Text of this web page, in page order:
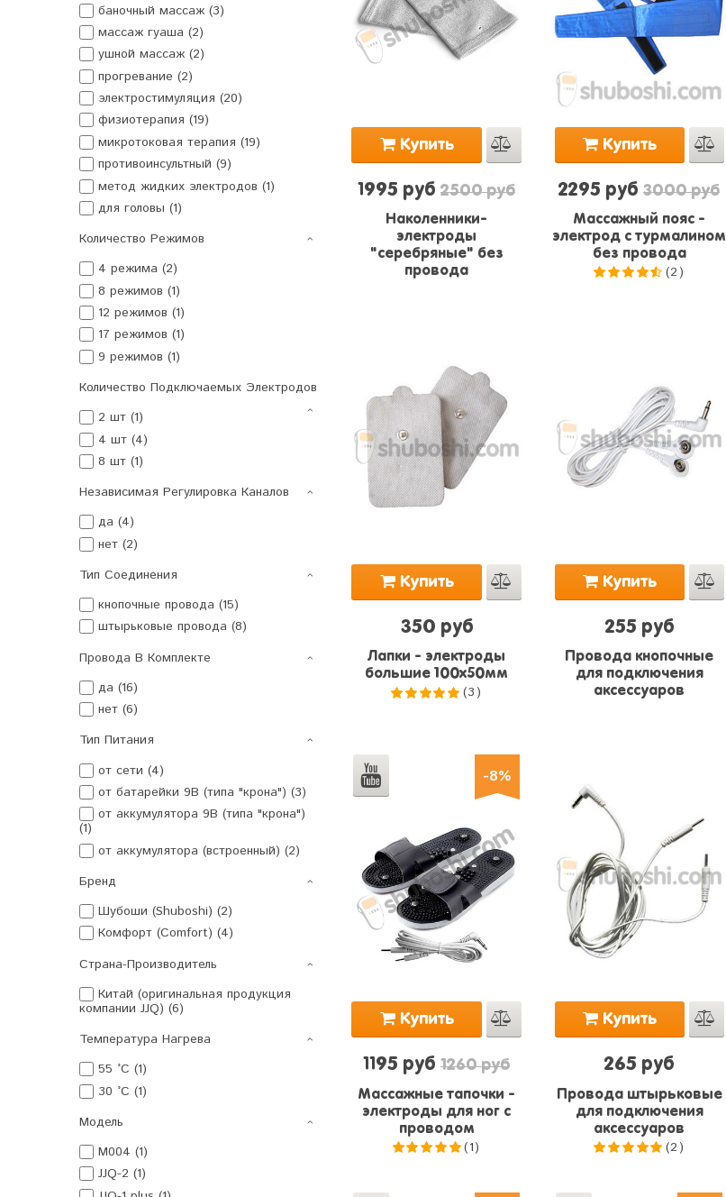
баночный массаж (3)
массаж гуаша (2)
ушной массаж (2)
прогревание (2)
электростимуляция (20)
физиотерапия (19)
микротоковая терапия (19)
противоинсультный (9)
метод жидких электродов (1)
для головы (1)
Количество Режимов
4 режима (2)
8 режимов (1)
12 режимов (1)
17 режимов (1)
9 режимов (1)
Количество Подключаемых Электродов
2 шт (1)
4 шт (4)
8 шт (1)
Независимая Регулировка Каналов
да (4)
нет (2)
Тип Соединения
кнопочные провода (15)
штырьковые провода (8)
Провода В Комплекте
да (16)
нет (6)
Тип Питания
от сети (4)
от батарейки 9В (типа "крона") (3)
от аккумулятора 9В (типа "крона")
(1)
от аккумулятора (встроенный) (2)
Бренд
Шубоши (Shuboshi) (2)
Комфорт (Comfort) (4)
Страна-Производитель
Китай (оригинальная продукция
компании JJQ) (6)
Температура Нагрева
55 °C (1)
30 °C (1)
Модель
M004 (1)
JJQ-2 (1)
Купить
1995 руб 2500 руб
Наколенники-
электроды
"серебряные" без
провода
Купить
2295 руб3000 руб
Массажный пояс -
электрод с турмалином
без провода
(2)
Купить
350 руб
Лапки - электроды
большие 100x50мм
(3)
Купить
255 руб
Провода кнопочные
для подключения
аксессуаров
-8%
Купить
1195 руб 1260 руб
Массажные тапочки -
электроды для ног с
проводом
(1)
Купить
265 руб
Провода штырьковые
для подключения
аксессуаров
(2)